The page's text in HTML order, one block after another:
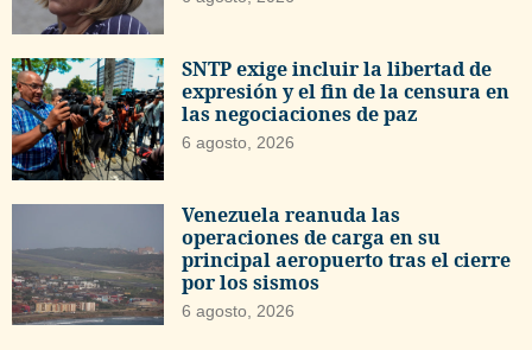
SNTP exige incluir la libertad de
expresión y el fin de la censura en
las negociaciones de paz
6 agosto, 2026
Venezuela reanuda las
operaciones de carga en su
principal aeropuerto tras el cierre
por los sismos
6 agosto, 2026